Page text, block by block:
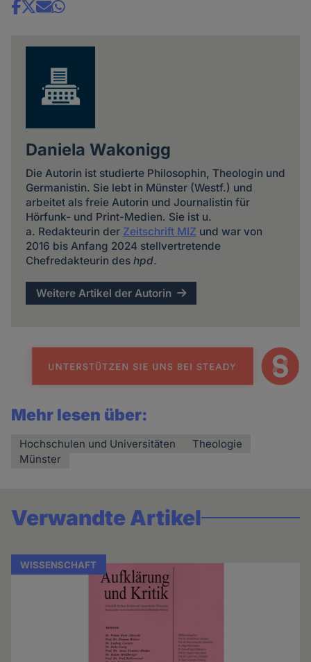
Share
Daniela Wakonigg
Die Autorin ist studierte Philosophin, Theologin und
Germanistin. Sie lebt in Münster (Westf.) und
arbeitet als freie Autorin und Journalistin für
Hörfunk- und Print-Medien. Sie ist u.
a. Redakteurin der Zeitschrift MIZ und war von
2016 bis Anfang 2024 stellvertretende
Chefredakteurin des hpd.
Weitere Artikel der Autorin
Mehr lesen über:
Hochschulen und Universitäten
Theologie
Münster
Verwandte Artikel
WISSENSCHAFT